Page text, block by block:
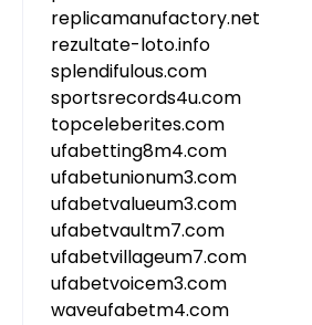
replicamanufactory.net
rezultate-loto.info
splendifulous.com
sportsrecords4u.com
topceleberites.com
ufabetting8m4.com
ufabetunionum3.com
ufabetvalueum3.com
ufabetvaultm7.com
ufabetvillageum7.com
ufabetvoicem3.com
waveufabetm4.com